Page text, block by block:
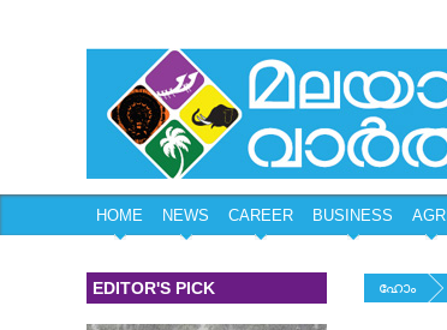
HOME NEWS CAREER BUSINESS AGRI
EDITOR'S PICK ഹോം